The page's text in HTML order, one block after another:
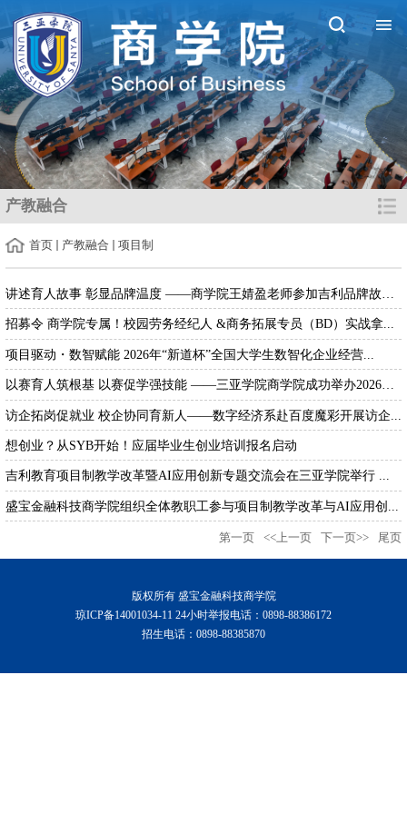
产教融合
首页 产教融合 项目制
招募令 商学院专属！校园劳务经纪人 &商务拓展专员（BD）实战拿...
项目驱动・数智赋能 2026年“新道杯”全国大学生数智化企业经营...
访企拓岗促就业 校企协同育新人——数字经济系赴百度魔彩开展访企...
想创业？从SYB开始！应届毕业生创业培训报名启动
吉利教育项目制教学改革暨AI应用创新专题交流会在三亚学院举行 ...
盛宝金融科技商学院组织全体教职工参与项目制教学改革与AI应用创...
第一页 <<上一页 下一页>> 尾页
版权所有 盛宝金融科技商学院
琼ICP备14001034-11 24小时举报电话：0898-88386172
招生电话：0898-88385870